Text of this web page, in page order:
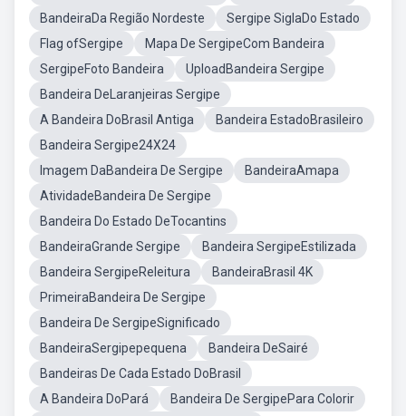
BandeiraDa Região Nordeste
Sergipe SiglaDo Estado
Flag ofSergipe
Mapa De SergipeCom Bandeira
SergipeFoto Bandeira
UploadBandeira Sergipe
Bandeira DeLaranjeiras Sergipe
A Bandeira DoBrasil Antiga
Bandeira EstadoBrasileiro
Bandeira Sergipe24X24
Imagem DaBandeira De Sergipe
BandeiraAmapa
AtividadeBandeira De Sergipe
Bandeira Do Estado DeTocantins
BandeiraGrande Sergipe
Bandeira SergipeEstilizada
Bandeira SergipeReleitura
BandeiraBrasil 4K
PrimeiraBandeira De Sergipe
Bandeira De SergipeSignificado
BandeiraSergipepequena
Bandeira DeSairé
Bandeiras De Cada Estado DoBrasil
A Bandeira DoPará
Bandeira De SergipePara Colorir